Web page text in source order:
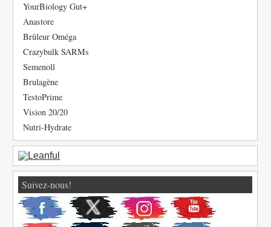
YourBiology Gut+
Anastore
Brûleur Oméga
Crazybulk SARMs
Semenoll
Brulagène
TestoPrime
Vision 20/20
Nutri-Hydrate
Suivez-nous!